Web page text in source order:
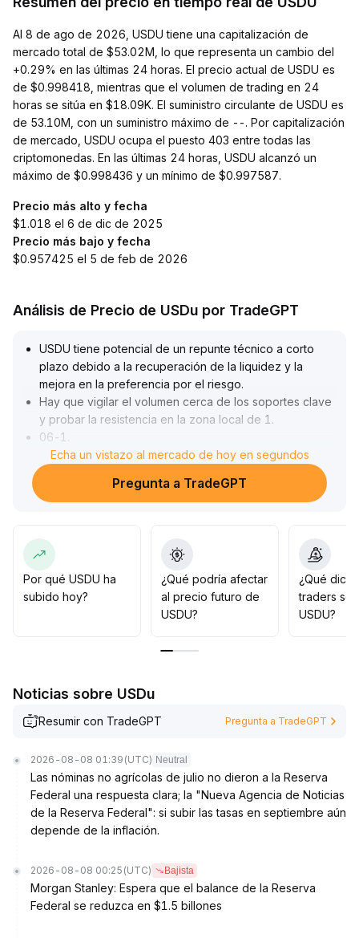
Al 8 de ago de 2026, USDU tiene una capitalización de
mercado total de $53.02M, lo que representa un cambio del
+0.29% en las últimas 24 horas. El precio actual de USDU es
de $0.998418, mientras que el volumen de trading en 24
horas se sitúa en $18.09K. El suministro circulante de USDU es
de 53.10M, con un suministro máximo de --. Por capitalización
de mercado, USDU ocupa el puesto 403 entre todas las
criptomonedas. En las últimas 24 horas, USDU alcanzó un
máximo de $0.998436 y un mínimo de $0.997587.
Precio más alto y fecha
$1.018 el 6 de dic de 2025
Precio más bajo y fecha
$0.957425 el 5 de feb de 2026
Análisis de Precio de USDu por TradeGPT
USDU tiene potencial de un repunte técnico a corto
plazo debido a la recuperación de la liquidez y la
mejora en la preferencia por el riesgo.
Hay que vigilar el volumen cerca de los soportes clave
y probar la resistencia en la zona local de 1 .
06-1
08.
Sin embargo, a mediano y largo plazo, la competencia
del mercado y la volatilidad de la liquidez aumentan el
mediano plazo, se recomienda reducir posiciones altas
progresivamente para evitar una liberación
concentrada de presión de venta.
Echa un vistazo al mercado de hoy en segundos
Pregunta a TradeGPT
Por qué USDU ha
subido hoy?
¿Qué podría afectar
al precio futuro de
USDU?
¿Qué
traders
USDU?
Noticias sobre USDu
Resumir con TradeGPT Pregunta a TradeGPT
2026-08-08 01:39 (UTC) Neutral
Las nóminas no agrícolas de julio no dieron a la Reserva
Federal una respuesta clara; la "Nueva Agencia de Noticias
de la Reserva Federal": si subir las tasas en septiembre aún
depende de la inflación.
2026-08-08 00:25 (UTC) Bajista
Morgan Stanley: Espera que el balance de la Reserva
Federal se reduzca en $1.5 billones